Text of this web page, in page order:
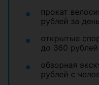
прокат
рублей за
открытые
до 360 рублей
обзорная
рублей с